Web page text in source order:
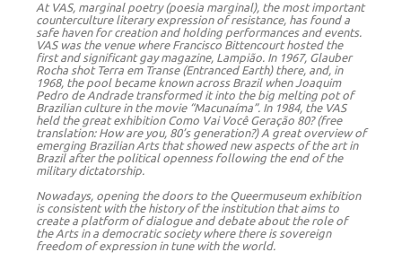
At VAS, marginal poetry (poesia marginal), the most important
counterculture literary expression of resistance, has found a
safe haven for creation and holding performances and events.
VAS was the venue where Francisco Bittencourt hosted the
first and significant gay magazine, Lampião. In 1967, Glauber
Rocha shot Terra em Transe (Entranced Earth) there, and, in
1968, the pool became known across Brazil when Joaquim
Pedro de Andrade transformed it into the big melting pot of
Brazilian culture in the movie “Macunaíma”. In 1984, the VAS
held the great exhibition Como Vai Você Geração 80? (free
translation: How are you, 80’s generation?) A great overview of
emerging Brazilian Arts that showed new aspects of the art in
Brazil after the political openness following the end of the
military dictatorship.
Nowadays, opening the doors to the Queermuseum exhibition
is consistent with the history of the institution that aims to
create a platform of dialogue and debate about the role of
the Arts in a democratic society where there is sovereign
freedom of expression in tune with the world.